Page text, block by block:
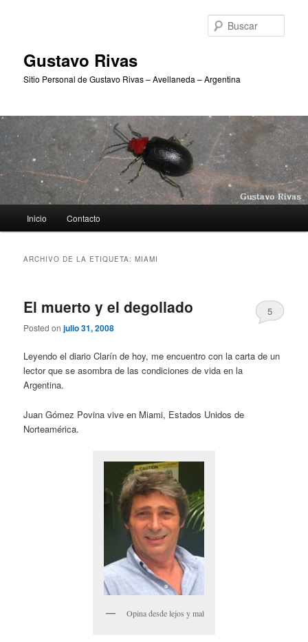
Gustavo Rivas
Sitio Personal de Gustavo Rivas – Avellaneda – Argentina
principal
Inicio Contacto
ARCHIVO DE LA ETIQUETA:MIAMI
El muerto y el degollado
Posted onjulio 31, 2008
5
Leyendo el diario Clarín de hoy, me encuentro con la carta de un
lector que se asombra de las condiciones de vida en la
Argentina.
Juan Gómez Povina vive en Miami, Estados Unidos de
Norteamérica.
Opina desde lejos y mal